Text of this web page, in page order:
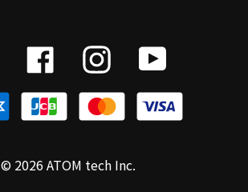
© 2026 ATOM tech Inc.